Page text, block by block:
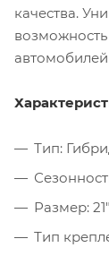
качества.
Тип:
Размер:
Тип